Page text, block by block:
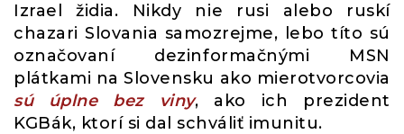
Izrael židia. Nikdy nie rusi alebo ruskí
chazari Slovania samozrejme, lebo títo sú
označovaní dezinformačnými MSN
plátkami na Slovensku ako mierotvorcovia
sú úplne bez viny, ako ich prezident
KGBák, ktorí si dal schváliť imunitu.